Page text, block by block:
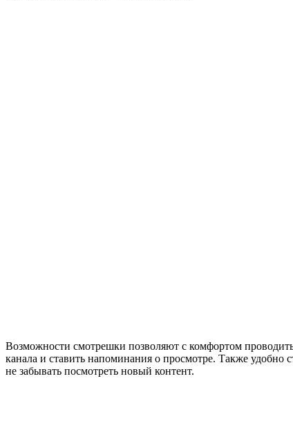
Возможности смотрешки позволяют с комфортом
канала и ставить напоминания о просмотре. Также удобно
не забывать посмотреть новый контент.